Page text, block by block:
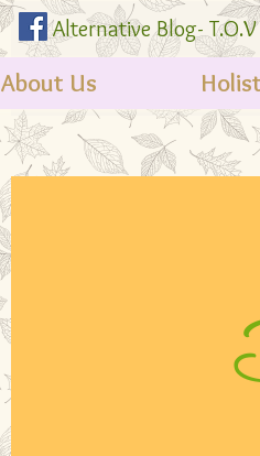
Alternative Blog-
About Us